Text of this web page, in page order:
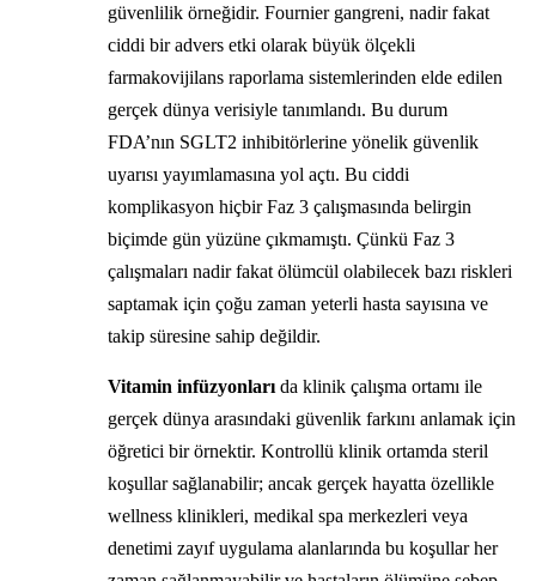
güvenlilik örneğidir. Fournier gangreni, nadir fakat
ciddi bir advers etki olarak büyük ölçekli
farmakovijilans raporlama sistemlerinden elde edilen
gerçek dünya verisiyle tanımlandı. Bu durum
FDA’nın SGLT2 inhibitörlerine yönelik güvenlik
uyarısı yayımlamasına yol açtı. Bu ciddi
komplikasyon hiçbir Faz 3 çalışmasında belirgin
biçimde gün yüzüne çıkmamıştı. Çünkü Faz 3
çalışmaları nadir fakat ölümcül olabilecek bazı riskleri
saptamak için çoğu zaman yeterli hasta sayısına ve
takip süresine sahip değildir.
Vitamin infüzyonları da klinik çalışma ortamı ile
gerçek dünya arasındaki güvenlik farkını anlamak için
öğretici bir örnektir. Kontrollü klinik ortamda steril
koşullar sağlanabilir; ancak gerçek hayatta özellikle
wellness klinikleri, medikal spa merkezleri veya
denetimi zayıf uygulama alanlarında bu koşullar her